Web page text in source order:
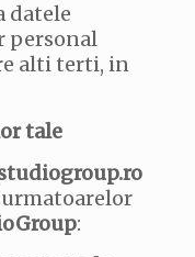
datele
personal
alti terti, in
tale
: